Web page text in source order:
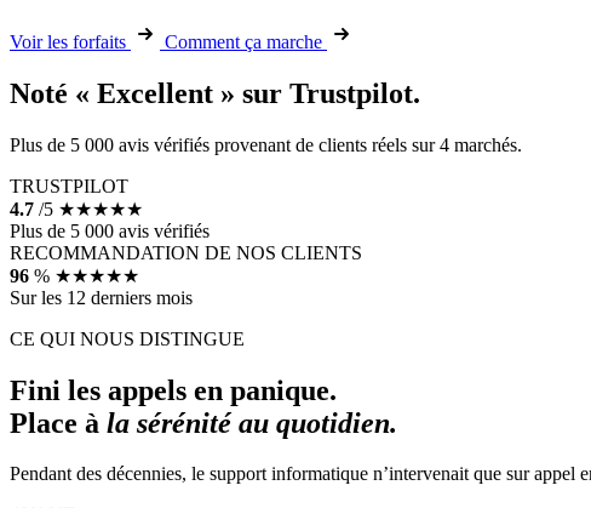
Voir les forfaits Comment ça marche
Noté « Excellent » sur Trustpilot.
Plus de 5 000 avis vérifiés provenant de clients réels sur 4 marchés.
TRUSTPILOT
4.7 /5 ★★★★★
Plus de 5 000 avis vérifiés
RECOMMANDATION DE NOS CLIENTS
96 % ★★★★★
Sur les 12 derniers mois
CE QUI NOUS DISTINGUE
Fini les appels en panique.
Place à la sérénité au quotidien.
Pendant des décennies, le support informatique n’intervenait que sur